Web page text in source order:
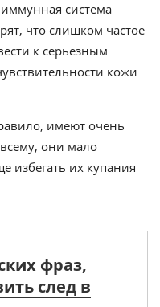
система
что слишком частое
к серьезным
кожи
имеют очень
они мало
избегать их купания
фраз,
след в